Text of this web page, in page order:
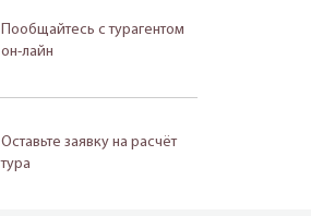
Пообщайтесь с турагентом
он-лайн
Оставьте заявку на расчёт
тура